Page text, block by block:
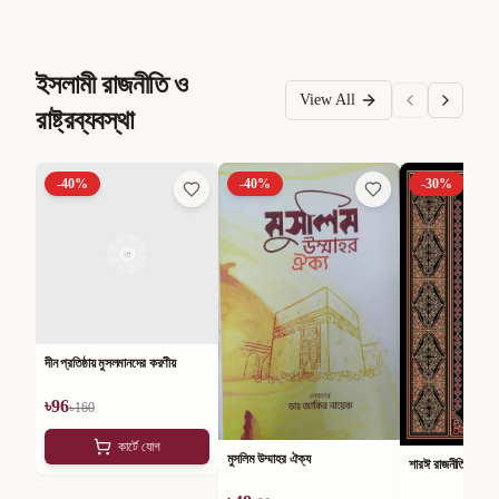
ইসলামী রাজনীতি ও
রাষ্ট্রব্যবস্থা
View All
-40%
দীন প্রতিষ্ঠায় মুসলমানদের করণীয়
৳96৳160
কার্টে যোগ
-40%
মুসলিম উম্মাহর ঐক্য
-30%
শারঈ রাজনীতি